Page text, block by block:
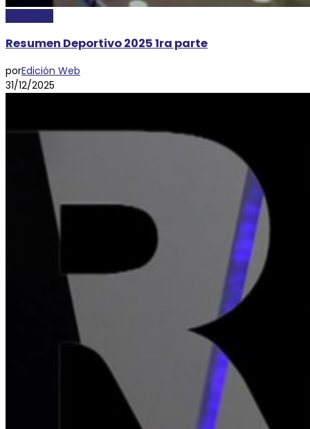
Resumen Deportivo 2025 1ra parte
porEdición Web
31/12/2025